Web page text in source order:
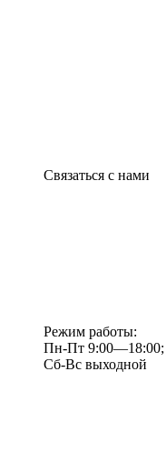
Связаться с нами
Режим работы:
Пн-Пт 9:00—18:00;
Сб-Вс выходной